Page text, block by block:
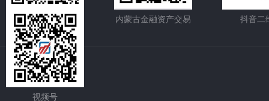
内蒙古股权交易中心 内蒙古金融资产交易 抖音二
视频号